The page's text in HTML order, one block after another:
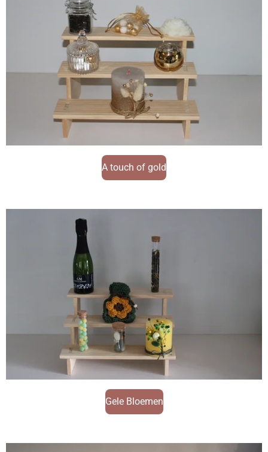
A touch of gold
Gele Bloemen